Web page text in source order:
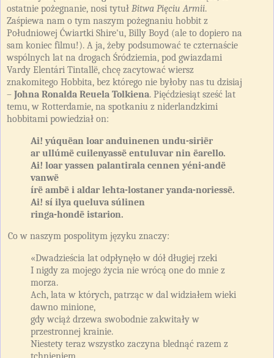
ostatnie pożegnanie, nosi tytuł Bitwa Pięciu Armii.
Zaśpiewa nam o tym naszym pożegnaniu hobbit z
Południowej Ćwiartki Shire'u, Billy Boyd (ale to dopiero na
sam koniec filmu!). A ja, żeby podsumować te czternaście
wspólnych lat na drogach Śródziemia, pod gwiazdami
Vardy Elentári Tintallë, chcę zacytować wiersz
znakomitego Hobbita, bez którego nie byłoby nas tu dzisiaj
– Johna Ronalda Reuela Tolkiena. Pięćdziesiąt sześć lat
temu, w Rotterdamie, na spotkaniu z niderlandzkimi
hobbitami powiedział on:
Ai! yúquëan loar anduinenen undu-siriër
ar ullúmë cuilenyassë entuluvar nin ëarello.
Ai! loar yassen palantirala cennen yéni-andë
vanwë
írë ambë i aldar lehta-lostaner yanda-noriessë.
Ai! sí ilya queluva súlinen
ringa-hondë istarion.
Co w naszym pospolitym języku znaczy:
«Dwadzieścia lat odpłynęło w dół długiej rzeki
I nigdy za mojego życia nie wrócą one do mnie z
morza.
Ach, lata w których, patrząc w dal widziałem wieki
dawno minione,
gdy wciąż drzewa swobodnie zakwitały w
przestronnej krainie.
Niestety teraz wszystko zaczyna blednąć razem z